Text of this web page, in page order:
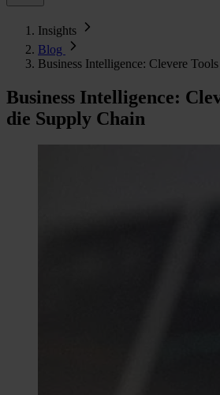
Insights
Blog
Business Intelligence: Clevere
Business Intelligence:
die Supply Chain